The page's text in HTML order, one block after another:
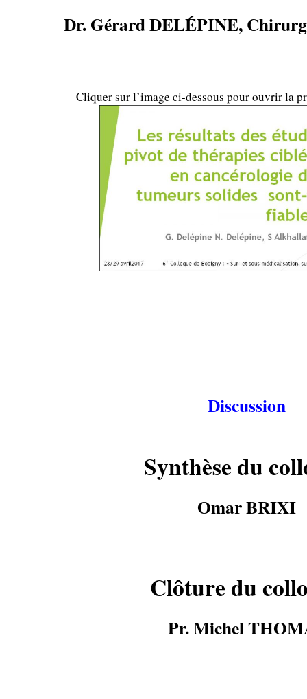
Dr. Gérard DELÉPINE,
Cliquer sur l’image ci-dessous pour ouvrir la
Discussion
Synthèse du
Omar BRIXI
Clôture du
Pr. Michel